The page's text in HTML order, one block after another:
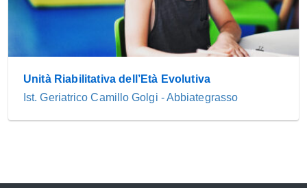
Unità Riabilitativa dell’Età Evolutiva
Ist. Geriatrico Camillo Golgi - Abbiategrasso